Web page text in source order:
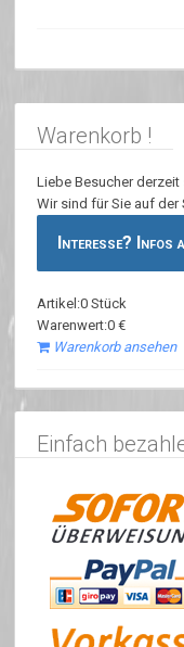
Warenkorb !
Liebe Besucher
Wir sind für Sie auf der
Interesse? Infos
Artikel:0 Stück
Warenwert:0 €
Warenkorb ansehen
Einfach